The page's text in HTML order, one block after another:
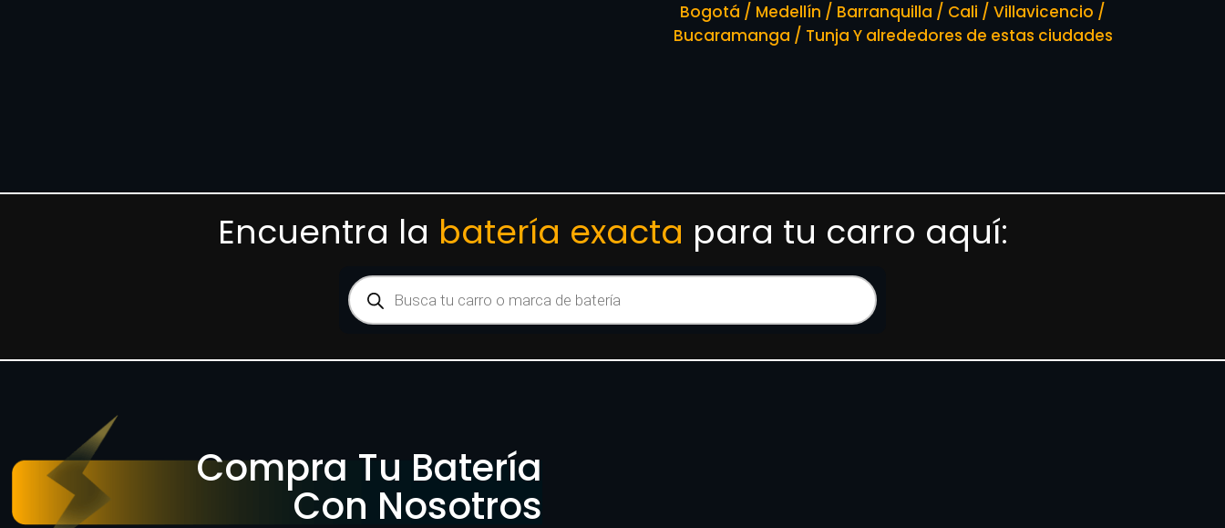
Bogotá / Medellín / Barranquilla / Cali / Villavicencio /
Bucaramanga / Tunja Y alrededores de estas ciudades
Encuentra la batería exacta para tu carro aquí:
Compra Tu Batería
Con Nosotros